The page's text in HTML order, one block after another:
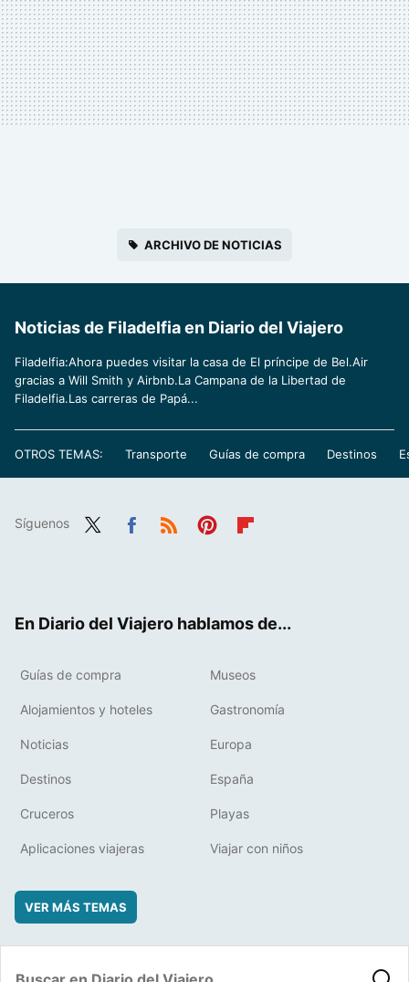
ARCHIVO DE NOTICIAS
Noticias de Filadelfia en Diario del Viajero
Filadelfia:Ahora puedes visitar la casa de El príncipe de Bel.Air
gracias a Will Smith y Airbnb.La Campana de la Libertad de
Filadelfia.Las carreras de Papá...
OTROS TEMAS: Transporte Guías de compra Destinos
Síguenos
En Diario del Viajero hablamos de...
Guías de compra Museos
Alojamientos y hoteles Gastronomía
Noticias Europa
Destinos España
Cruceros Playas
Aplicaciones viajeras Viajar con niños
VER MÁS TEMAS